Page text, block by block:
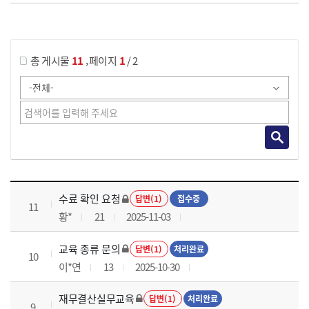
총 게시물 11 ,페이지 1/ 2
재무결산실무 과정 목록 으로 번호, 제목, 작성자, 조회수, 등록 일로 나열 되고 있습니다.
11
수료 확인 요청 답변(1) 접수중
황* 21 2025-11-03
10
교육 종류 문의 답변(1) 처리완료
이*연 13 2025-10-30
재무결산실무교육 답변(1) 처리완료